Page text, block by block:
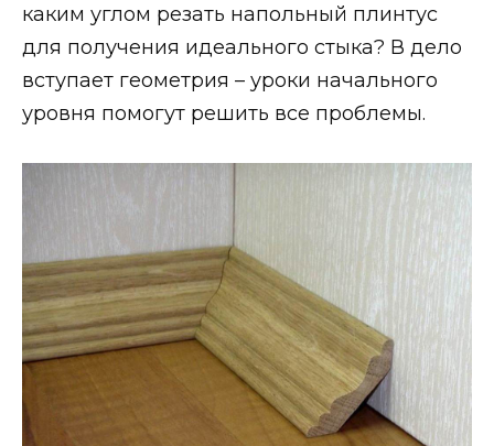
каким углом резать напольный плинтус
для получения идеального стыка? В дело
вступает геометрия – уроки начального
уровня помогут решить все проблемы.